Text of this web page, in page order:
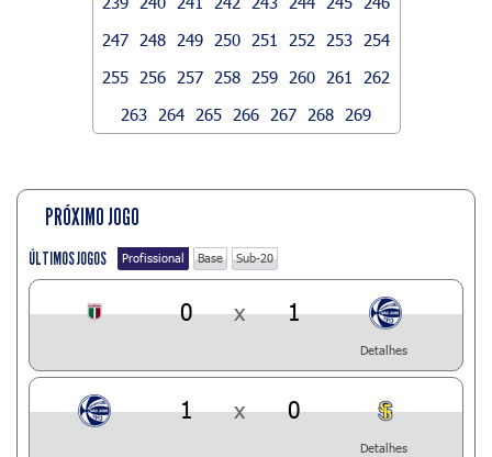
247
248 249 250 251 252 253
254
255
256 257 258 259 260 261
262
263
264 265 266 267 268 269
PRÓXIMO JOGO
ÚLTIMOS JOGOS Profissional Base Sub-20
0 x 1
Detalhes
1 x 0
Detalhes